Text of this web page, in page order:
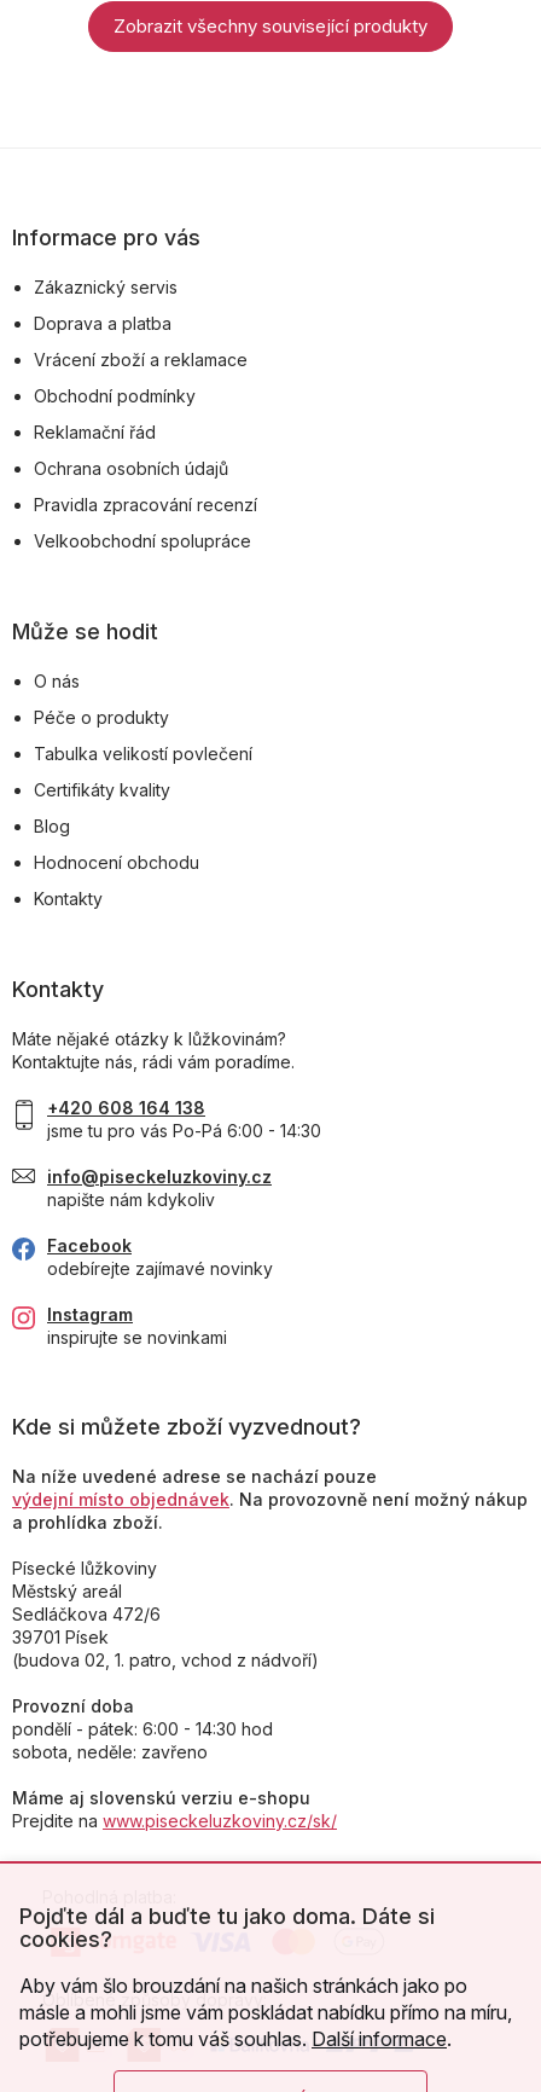
Pojďte dál a buďte tu jako doma. Dáte si
cookies?
Aby vám šlo brouzdání na našich stránkách jako po
másle a mohli jsme vám poskládat nabídku přímo na míru,
potřebujeme k tomu váš souhlas. Další informace.
Zobrazit všechny související produkty
pInformace pro vás
Zákaznický servis
Doprava a platba
Vrácení zboží a reklamace
Obchodní podmínky
Reklamační řád
Ochrana osobních údajů
Pravidla zpracování recenzí
Velkoobchodní spolupráce
Může se hodit
O nás
Péče o produkty
Tabulka velikostí povlečení
Certifikáty kvality
Blog
Hodnocení obchodu
Kontakty
Kontakty
Máte nějaké otázky k lůžkovinám?
Kontaktujte nás, rádi vám poradíme.
+420 608 164 138
jsme tu pro vás Po-Pá 6:00 - 14:30
info@piseckeluzkoviny.cz
napište nám kdykoliv
Facebook
odebírejte zajímavé novinky
Instagram
inspirujte se novinkami
Kde si můžete zboží vyzvednout?
Na níže uvedené adrese se nachází pouze
výdejní místo objednávek. Na provozovně není možný nákup
a prohlídka zboží.
Písecké lůžkoviny
Městský areál
Sedláčkova 472/6
39701 Písek
(budova 02, 1. patro, vchod z nádvoří)
Provozní doba
pondělí - pátek: 6:00 - 14:30 hod
sobota, neděle: zavřeno
Máme aj slovenskú verziu e-shopu
Prejdite na www.piseckeluzkoviny.cz/sk/
Oblíbené způsoby dopravy: